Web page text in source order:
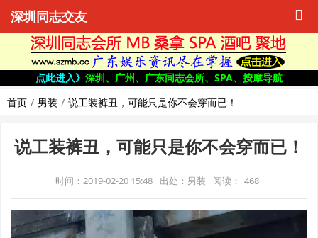
深圳同志交友
点此进入》 深圳、广州、广东同志会所、SPA、按摩导航
首页
男装 说工装裤丑，可能只是你不会穿而已！
说工装裤丑，可能只是你不会穿而已！
时间：2019-02-20 15:48 出处：男装 阅读： 468